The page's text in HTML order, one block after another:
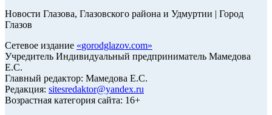
Новости Глазова, Глазовского района и Удмуртии | Город
Глазов
Сетевое издание «gorodglazov.com»
Учредитель Индивидуальный предприниматель Мамедова
Е.С.
Главный редактор: Мамедова Е.С.
Редакция: sitesredaktor@yandex.ru
Возрастная категория сайта: 16+